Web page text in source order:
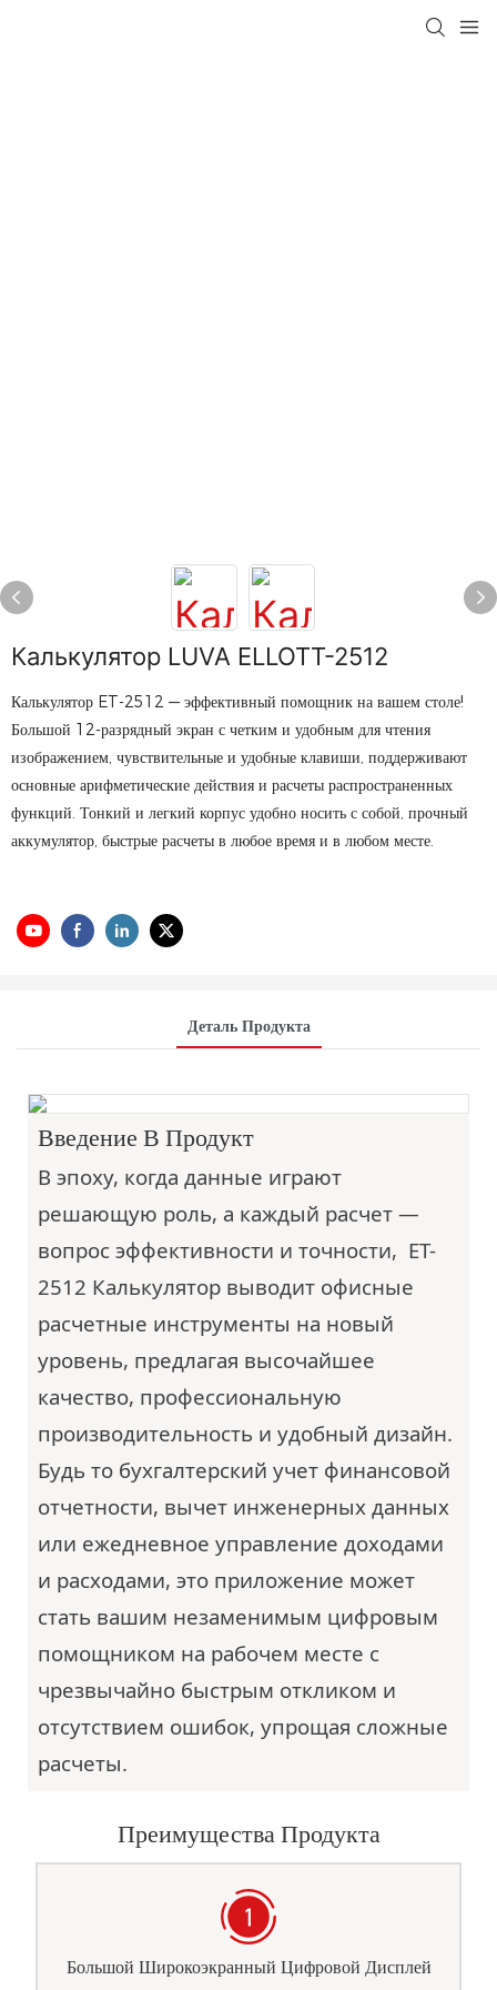
Калькулятор LUVA ELLOTT-2512
Калькулятор ET-2512 — эффективный помощник на вашем столе!
Большой 12-разрядный экран с четким и удобным для чтения
изображением, чувствительные и удобные клавиши, поддерживают
основные арифметические действия и расчеты распространенных
функций. Тонкий и легкий корпус удобно носить с собой, прочный
аккумулятор, быстрые расчеты в любое время и в любом месте.
Деталь Продукта
Введение В Продукт
В эпоху, когда данные играют
решающую роль, а каждый расчет —
вопрос эффективности и точности, ET-
2512 Калькулятор выводит офисные
расчетные инструменты на новый
уровень, предлагая высочайшее
качество, профессиональную
производительность и удобный дизайн.
Будь то бухгалтерский учет финансовой
отчетности, вычет инженерных данных
или ежедневное управление доходами
и расходами, это приложение может
стать вашим незаменимым цифровым
помощником на рабочем месте с
чрезвычайно быстрым откликом и
отсутствием ошибок, упрощая сложные
расчеты.
Преимущества Продукта
Большой Широкоэкранный Цифровой Дисплей